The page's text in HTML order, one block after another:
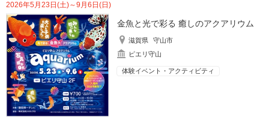
2026年5月23日(土)～9月6日(日)
金魚と光で彩る 癒しのアクアリウム
滋賀県
守山市
ピエリ守山
体験イベント・アクティビティ